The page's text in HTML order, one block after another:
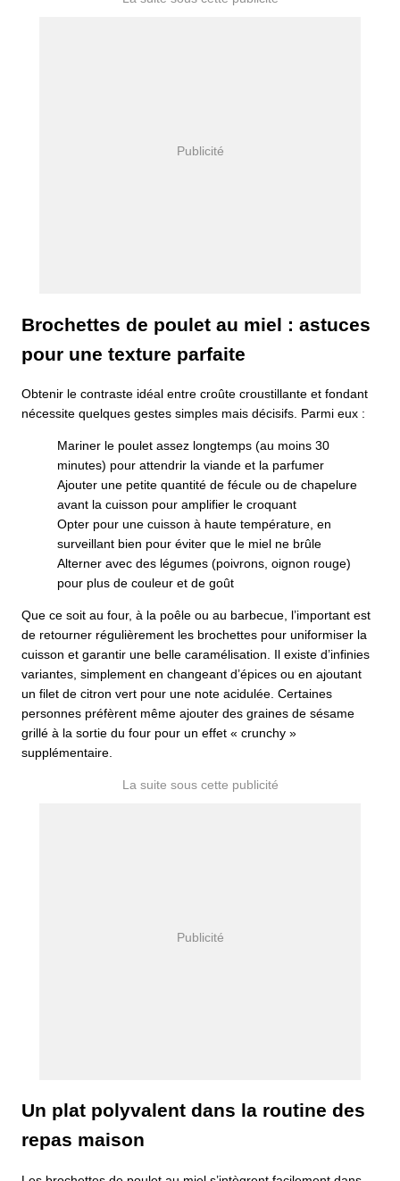
Brochettes de poulet au miel : astuces
pour une texture parfaite
Obtenir le contraste idéal entre croûte croustillante et fondant
nécessite quelques gestes simples mais décisifs. Parmi eux :
Mariner le poulet assez longtemps (au moins 30
minutes) pour attendrir la viande et la parfumer
Ajouter une petite quantité de fécule ou de chapelure
avant la cuisson pour amplifier le croquant
Opter pour une cuisson à haute température, en
surveillant bien pour éviter que le miel ne brûle
Alterner avec des légumes (poivrons, oignon rouge)
pour plus de couleur et de goût
Que ce soit au four, à la poêle ou au barbecue, l’important est
de retourner régulièrement les brochettes pour uniformiser la
cuisson et garantir une belle caramélisation. Il existe d’infinies
variantes, simplement en changeant d’épices ou en ajoutant
un filet de citron vert pour une note acidulée. Certaines
personnes préfèrent même ajouter des graines de sésame
grillé à la sortie du four pour un effet « crunchy »
supplémentaire.
Un plat polyvalent dans la routine des
repas maison